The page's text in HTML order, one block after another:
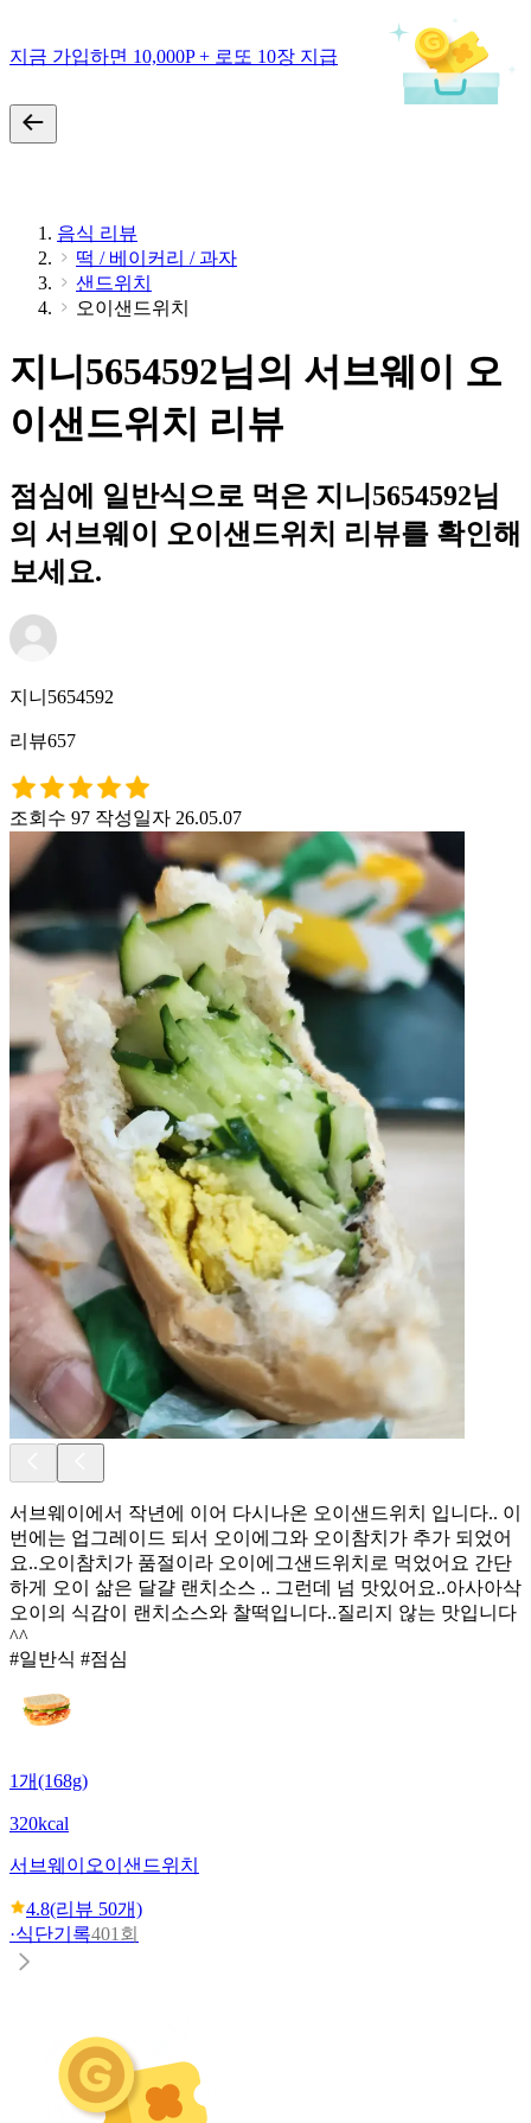
지금 가입하면 10,000P + 로또 10장 지급
음식 리뷰
떡 / 베이커리 / 과자
샌드위치
오이샌드위치
지니5654592님의 서브웨이 오
이샌드위치 리뷰
점심에 일반식으로 먹은 지니5654592님
의 서브웨이 오이샌드위치 리뷰를 확인해
보세요.
지니5654592
리뷰657
조회수 97 작성일자 26.05.07
서브웨이에서 작년에 이어 다시나온 오이샌드위치 입니다.. 이
번에는 업그레이드 되서 오이에그와 오이참치가 추가 되었어
요..오이참치가 품절이라 오이에그샌드위치로 먹었어요 간단
하게 오이 삶은 달걀 랜치소스 .. 그런데 넘 맛있어요..아사아삭
오이의 식감이 랜치소스와 찰떡입니다..질리지 않는 맛입니다
^^
#일반식 #점심
1개(168g)
320kcal
서브웨이 오이샌드위치
4.8(리뷰 50개)
·식단기록401회